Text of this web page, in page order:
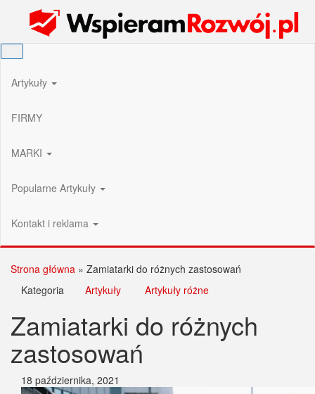
Wspieram Rozwój PL
Artykuły
FIRMY
MARKI
Popularne Artykuły
Kontakt i reklama
Strona główna » Zamiatarki do różnych zastosowań
Kategoria
Artykuły Artykuły różne
Zamiatarki do różnych
zastosowań
18 października, 2021